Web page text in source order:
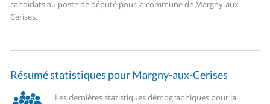
candidats au poste de député pour la commune de Margny-aux-
Cerises.
Résumé statistiques pour Margny-aux-Cerises
Les dernières statistiques démographiques pour la